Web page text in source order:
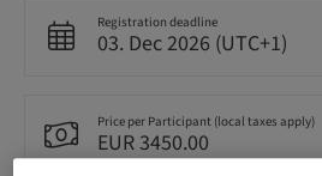
Registration deadline
03. Dec 2026 (UTC+1)
Price per Participant (local taxes apply)
EUR 3450.00